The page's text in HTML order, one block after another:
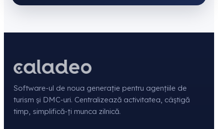
Software-ul de noua generație pentru agențiile de
turism și DMC-uri. Centralizează activitatea, câștigă
timp, simplifică-ți munca zilnică.